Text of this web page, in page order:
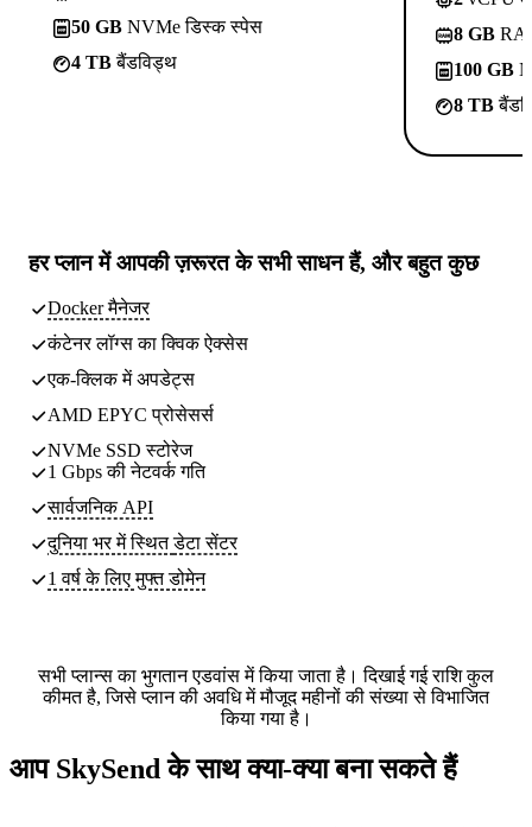
50 GB NVMe डिस्क स्पेस
4 TBबैंडविड्थ
8 GB
100 GB
8 TB
हर प्लान मेंआपकी ज़रूरत के सभी साधनहैं, और बहुत कुछ
Docker मैनेजर
कंटेनर लॉग्स का क्विक ऐक्सेस
एक-क्लिक में अपडेट्स
AMD EPYC प्रोसेसर्स
NVMe SSD स्टोरेज
1 Gbps की नेटवर्क गति
सार्वजनिक API
दुनिया भर में स्थितडेटा सेंटर
1 वर्ष के लिए मुफ्त डोमेन
सभी प्लान्स का भुगतान एडवांस में किया जाता है। दिखाई गई राशि कुल
कीमत है, जिसे प्लान की अवधि में मौजूद महीनों की संख्या से विभाजित
किया गया है।
आप SkySend के साथ क्या-क्या बना सकते हैं